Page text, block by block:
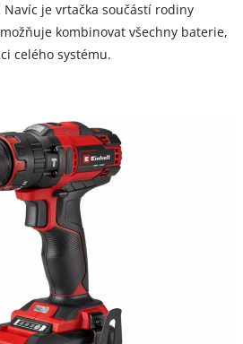
je vrtačka součástí rodiny
kombinovat všechny baterie,
celého systému.